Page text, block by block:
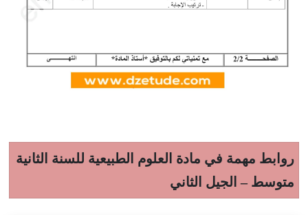
روابط مهمة في مادة العلوم الطبيعية للسنة الثانية
متوسط – الجيل الثاني